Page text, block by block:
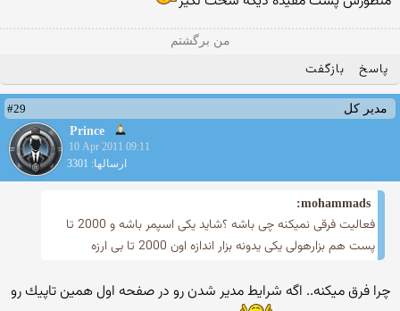
من برگشتم
پاسخ بازگفت
مدیر کل
#29
Prince
10 Apr 2011 09:11
ارسالها: 3301
mohammads:
فعالیت فرقی نمیكنه چی باشه ؟شاید یكی اسپمر باشه و 2000 تا
پست هم بزارهولی یكی یدونه بزار اندازه اون 2000 تا بی ارزه
چرا فرق میكنه.. اگه شرایط مدیر شدن رو در صفحه اول همین تاپیك رو